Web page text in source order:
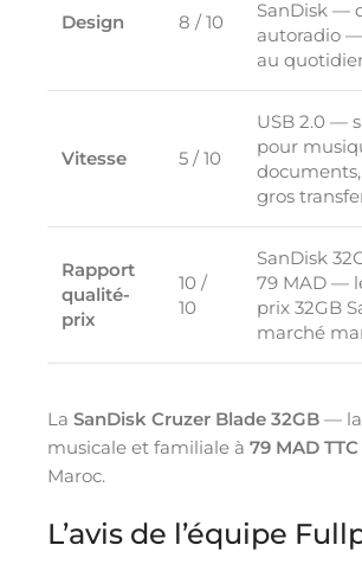
Design 8 / 10
SanDisk —
autoradio
au
Vitesse 5 / 10
USB 2.0 —
pour
gros
Rapport
qualité-
prix
10 /
10
SanDisk
79 MAD —
prix 32GB
marché
La SanDisk Cruzer Blade 32GB — la
musicale et familiale à 79 MAD TTC
Maroc.
L’avis de l’équipe